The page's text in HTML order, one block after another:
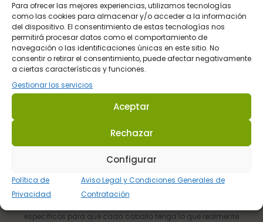
Para ofrecer las mejores experiencias, utilizamos tecnologías
como las cookies para almacenar y/o acceder a la información
del dispositivo. El consentimiento de estas tecnologías nos
permitirá procesar datos como el comportamiento de
navegación o las identificaciones únicas en este sitio. No
consentir o retirar el consentimiento, puede afectar negativamente
a ciertas características y funciones.
Gestionar los servicios
Aceptar
Rechazar
Configurar
Política de
Privacidad
Aviso Legal y Condiciones Generales de
Contratación
Pago Seguro
Pasarela de pago del BBVA
Atención al Cliente
Telefónica y por email
específicos para que cada caballo tenga lo que realmente